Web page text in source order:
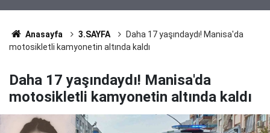
Anasayfa 3.SAYFA
Daha 17 yaşındaydı! Manisa'da
motosikletli kamyonetin altında kaldı
Daha 17 yaşındaydı! Manisa'da
motosikletli kamyonetin altında kaldı